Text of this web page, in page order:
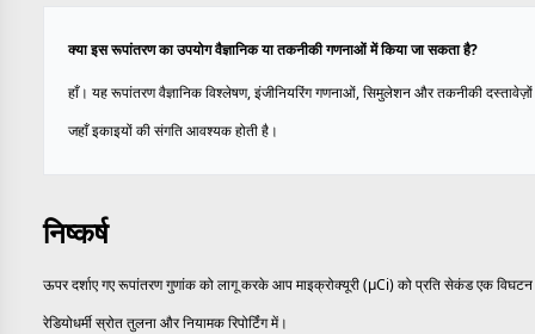
क्या इस रूपांतरण का उपयोग वैज्ञानिक या तकनीकी गणनाओं में किया जा सकता है?
हाँ। यह रूपांतरण वैज्ञानिक विश्लेषण, इंजीनियरिंग गणनाओं, सिमुलेशन और तकनीकी
जहाँ इकाइयों की संगति आवश्यक होती है।
निष्कर्ष
ऊपर दर्शाए गए रूपांतरण गुणांक को लागू करके आप माइक्रोक्यूरी (µCi) को प्रति सेकंड एक
रेडियोधर्मी स्रोत तुलना और नियामक रिपोर्टिंग में।